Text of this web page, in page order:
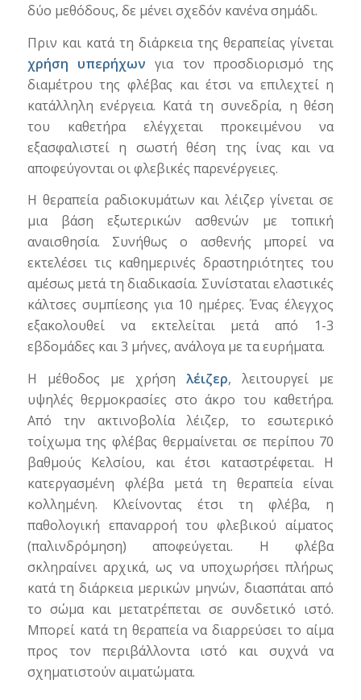
δύο μεθόδους, δε μένει σχεδόν κανένα σημάδι.
Πριν και κατά τη διάρκεια της θεραπείας γίνεται
χρήση υπερήχων για τον προσδιορισμό της
διαμέτρου της φλέβας και έτσι να επιλεχτεί η
κατάλληλη ενέργεια. Κατά τη συνεδρία, η θέση
του καθετήρα ελέγχεται προκειμένου να
εξασφαλιστεί η σωστή θέση της ίνας και να
αποφεύγονται οι φλεβικές παρενέργειες.
Η θεραπεία ραδιοκυμάτων και λέιζερ γίνεται σε
μια βάση εξωτερικών ασθενών με τοπική
αναισθησία. Συνήθως ο ασθενής μπορεί να
εκτελέσει τις καθημερινές δραστηριότητες του
αμέσως μετά τη διαδικασία. Συνίσταται ελαστικές
κάλτσες συμπίεσης για 10 ημέρες. Ένας έλεγχος
εξακολουθεί να εκτελείται μετά από 1-3
εβδομάδες και 3 μήνες, ανάλογα με τα ευρήματα.
Η μέθοδος με χρήσηλέιζερ, λειτουργεί με
υψηλές θερμοκρασίες στο άκρο του καθετήρα.
Από την ακτινοβολία λέιζερ, το εσωτερικό
τοίχωμα της φλέβας θερμαίνεται σε περίπου 70
βαθμούς Κελσίου, και έτσι καταστρέφεται. Η
κατεργασμένη φλέβα μετά τη θεραπεία είναι
κολλημένη. Κλείνοντας έτσι τη φλέβα, η
παθολογική επαναρροή του φλεβικού αίματος
(παλινδρόμηση) αποφεύγεται. Η φλέβα
σκληραίνει αρχικά, ως να υποχωρήσει πλήρως
κατά τη διάρκεια μερικών μηνών, διασπάται από
το σώμα και μετατρέπεται σε συνδετικό ιστό.
Μπορεί κατά τη θεραπεία να διαρρεύσει το αίμα
προς τον περιβάλλοντα ιστό και συχνά να
σχηματιστούν αιματώματα.